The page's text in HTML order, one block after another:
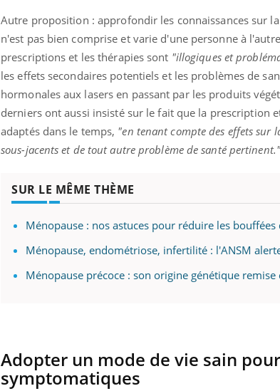
Autre proposition : approfondir les connaissances sur
n'est pas bien comprise et varie d'une personne à
prescriptions et les thérapies sont "illogiques et
les effets secondaires potentiels et les problèmes de
hormonales aux lasers en passant par les produits
derniers ont aussi insisté sur le fait que la prescription
adaptés dans le temps, "en tenant compte des effets sur
sous-jacents et de tout autre problème de santé pertinent."
SUR LE MÊME THÈME
Ménopause : nos astuces pour réduire les bouffées
Ménopause, endométriose, infertilité : l'ANSM
Ménopause précoce : son origine génétique remise
Adopter un mode de vie sain
symptomatiques